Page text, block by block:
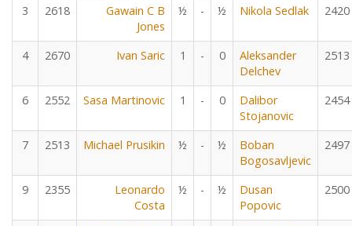
3 2618
Gawain C B
Jones
½ - ½ Nikola Sedlak 2420
4 2670 Ivan Saric 1 - 0
Aleksander
Delchev
2513
6 2552 Sasa Martinovic 1 - 0
Dalibor
Stojanovic
2454
7 2513 Michael Prusikin ½ - ½
Boban
Bogosavljevic
2497
9 2355
Leonardo
Costa
½ - ½
Dusan
Popovic
2500